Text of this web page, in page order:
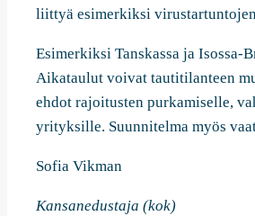
liittyä esimerkiksi
Esimerkiksi Tanskassa ja
Aikataulut voivat tautitilanteen
ehdot rajoitusten purkamiselle,
yrityksille. Suunnitelma myös
Sofia Vikman
Kansanedustaja (kok)